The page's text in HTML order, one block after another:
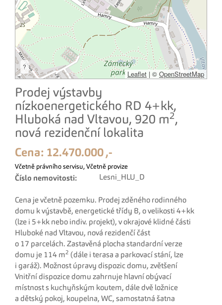
?
Leaflet | © OpenStreetMap
Prodej výstavby
nízkoenergetického RD 4+kk,
Hluboká nad Vltavou, 920 m2,
nová rezidenční lokalita
Cena: 12.470.000 ,-
Včetně právního servisu, Včetně provize
Číslo nemovitosti: Lesni_HLU_D
Cena je včetně pozemku. Prodej zděného rodinného
domu k výstavbě, energetické třídy B, o velikosti 4+kk
(lze i 5+kk nebo indiv. projekt), v okrajové klidné části
Hluboké nad Vltavou, nová rezidenčí část
o 17 parcelách. Zastavěná plocha standardní verze
domu je 114 m2 (dále i terasa a parkovací stání, lze
i garáž). Možnost úpravy dispozic domu, zvětšení
Vnitřní dispozice domu zahrnuje hlavní obývací
místnost s kuchyňským koutem, dále dvě ložnice
a dětský pokoj, koupelna, WC, samostatná šatna